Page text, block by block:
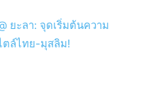
ยะลา: จุดเริ่มต้นความ
ตล์ไทย-มุสลิม!